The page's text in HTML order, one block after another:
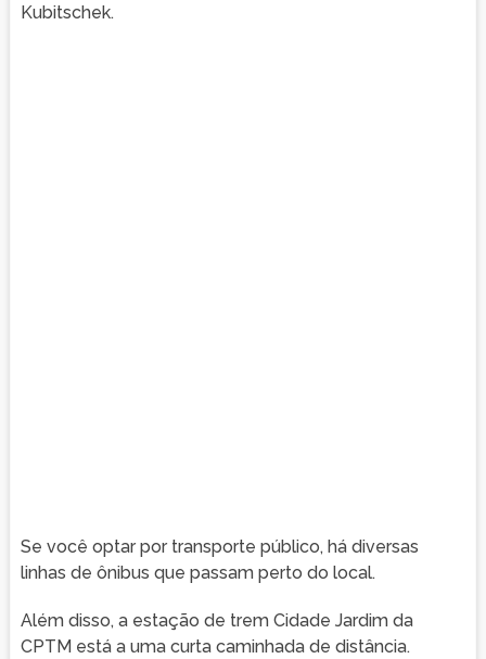
Kubitschek.
Se você optar por transporte público, há diversas
linhas de ônibus que passam perto do local.
Além disso, a estação de trem Cidade Jardim da
CPTM está a uma curta caminhada de distância.